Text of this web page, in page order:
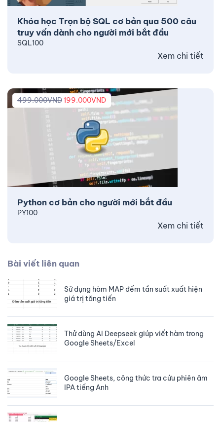
Khóa học Trọn bộ SQL cơ bản qua 500 câu
truy vấn dành cho người mới bắt đầu
SQL100
Xem chi tiết
Python cơ bản cho người mới bắt đầu
499.000VND199.000VND
PY100
Xem chi tiết
Bài viết liên quan
Sử dụng hàm MAP đếm tần suất xuất hiện
giá trị tăng tiến
Thử dùng AI Deepseek giúp viết hàm trong
Google Sheets/Excel
Google Sheets, công thức tra cứu phiên âm
IPA tiếng Anh